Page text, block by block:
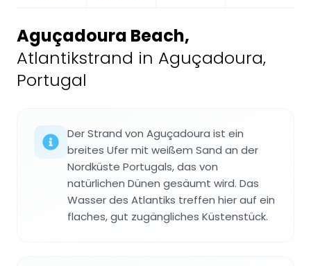
Aguçadoura Beach,
Atlantikstrand in Aguçadoura,
Portugal
Der Strand von Aguçadoura ist ein
breites Ufer mit weißem Sand an der
Nordküste Portugals, das von
natürlichen Dünen gesäumt wird. Das
Wasser des Atlantiks treffen hier auf ein
flaches, gut zugängliches Küstenstück.